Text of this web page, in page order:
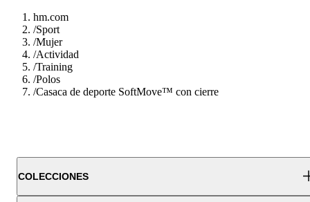
hm.com
/Sport
/Mujer
/Actividad
/Training
/Polos
/Casaca de deporte SoftMove™ con cierre
COLECCIONES